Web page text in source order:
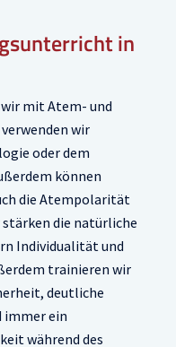
in
mit Atem- und
wir
oder dem
können
die Atempolarität
die natürliche
Individualität und
trainieren wir
deutliche
ein
während des